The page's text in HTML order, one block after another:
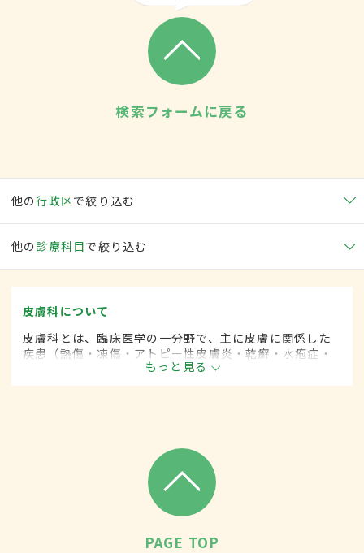
検索フォームに戻る
他の行政区で絞り込む
他の 診療科目で絞り込む
皮膚科について
皮膚科とは、臨床医学の一分野で、主に皮膚に関係した
疾患（熱傷・凍傷・アトピー性皮膚炎・乾癬・水疱症・
膠原病・帯状疱疹・肝斑など）に対して、内科的な治療
に加えて、手術的な方法による治療をします。
もっと見る
PAGE TOP